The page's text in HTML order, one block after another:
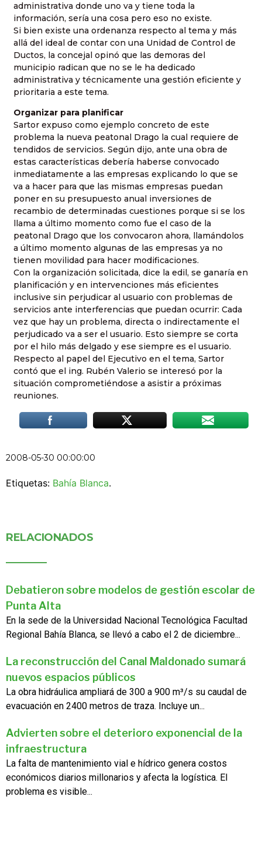
administrativa donde uno va y tiene toda la
información, sería una cosa pero eso no existe.
Si bien existe una ordenanza respecto al tema y más
allá del ideal de contar con una Unidad de Control de
Ductos, la concejal opinó que las demoras del
municipio radican que no se le ha dedicado
administrativa y técnicamente una gestión eficiente y
prioritaria a este tema.
Organizar para planificar
Sartor expuso como ejemplo concreto de este
problema la nueva peatonal Drago la cual requiere de
tendidos de servicios. Según dijo, ante una obra de
estas características debería haberse convocado
inmediatamente a las empresas explicando lo que se
va a hacer para que las mismas empresas puedan
poner en su presupuesto anual inversiones de
recambio de determinadas cuestiones porque si se los
llama a último momento como fue el caso de la
peatonal Drago que los convocaron ahora, llamándolos
a último momento algunas de las empresas ya no
tienen movilidad para hacer modificaciones.
Con la organización solicitada, dice la edil, se ganaría en
planificación y en intervenciones más eficientes
inclusive sin perjudicar al usuario con problemas de
servicios ante interferencias que puedan ocurrir: Cada
vez que hay un problema, directa o indirectamente el
perjudicado va a ser el usuario. Esto siempre se corta
por el hilo más delgado y ese siempre es el usuario.
Respecto al papel del Ejecutivo en el tema, Sartor
contó que el ing. Rubén Valerio se interesó por la
situación comprometiéndose a asistir a próximas
reuniones.
2008-05-30 00:00:00
Etiquetas: Bahía Blanca.
RELACIONADOS
Debatieron sobre modelos de gestión escolar de
Punta Alta
En la sede de la Universidad Nacional Tecnológica Facultad
Regional Bahía Blanca, se llevó a cabo el 2 de diciembre...
La reconstrucción del Canal Maldonado sumará
nuevos espacios públicos
La obra hidráulica ampliará de 300 a 900 m³/s su caudal de
evacuación en 2400 metros de traza. Incluye un...
Advierten sobre el deterioro exponencial de la
infraestructura
La falta de mantenimiento vial e hídrico genera costos
económicos diarios millonarios y afecta la logística. El
problema es visible...